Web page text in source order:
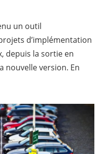
un outil
d’implémentation
depuis la sortie en
nouvelle version. En